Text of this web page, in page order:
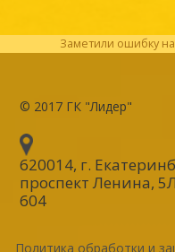
Заметили ошибку
© 2017 ГК "Лидер"
620014, г.
проспект Ленина,
604
Политика обработки и